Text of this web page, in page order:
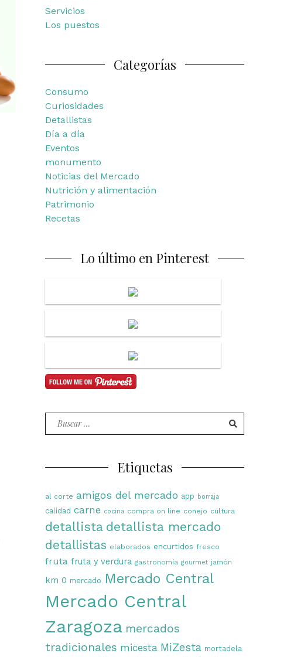
Servicios
Los puestos
Categorías
Consumo
Curiosidades
Detallistas
Día a día
Eventos
monumento
Noticias del Mercado
Nutrición y alimentación
Patrimonio
Recetas
Lo último en Pinterest
Buscar
por:
Etiquetas
al corte amigos del mercado app borraja
calidad carne cocina compra on line conejo cultura
detallista detallista mercado
detallistas elaborados encurtidos fresco
fruta fruta y verdura gastronomía gourmet jamón
km 0 mercado Mercado Central
Mercado Central
Zaragoza mercados
tradicionales micesta MiZesta mortadela